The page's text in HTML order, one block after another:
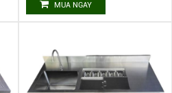
MUA NGAY